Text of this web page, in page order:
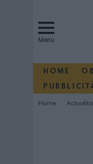
Menu
HOME
You are here:
Home